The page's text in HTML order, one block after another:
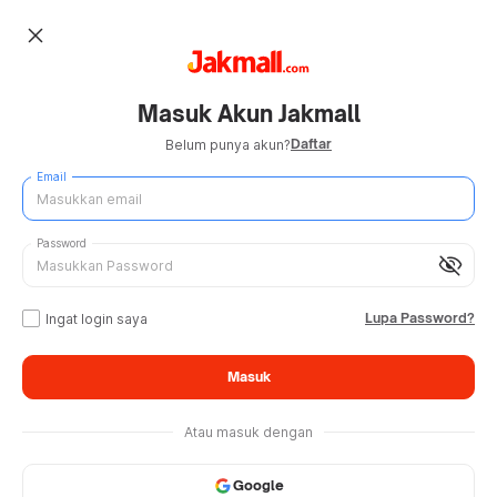
close
Masuk Akun Jakmall
Belum punya akun?Daftar
Email
visibility_off
Password
Ingat login saya Lupa Password?
Masuk
Atau masuk dengan
Google